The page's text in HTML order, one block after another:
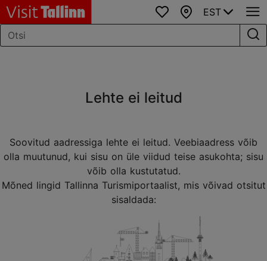
Lemmikud
Kaart
EST
Lehte ei leitud
Soovitud aadressiga lehte ei leitud. Veebiaadress võib
olla muutunud, kui sisu on üle viidud teise asukohta; sisu
võib olla kustutatud.
Mõned lingid Tallinna Turismiportaalist, mis võivad otsitut
sisaldada: